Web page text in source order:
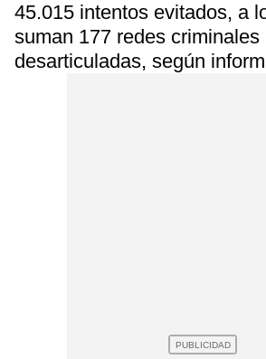
45.015 intentos evitados, a
suman 177 redes criminales
desarticuladas, según